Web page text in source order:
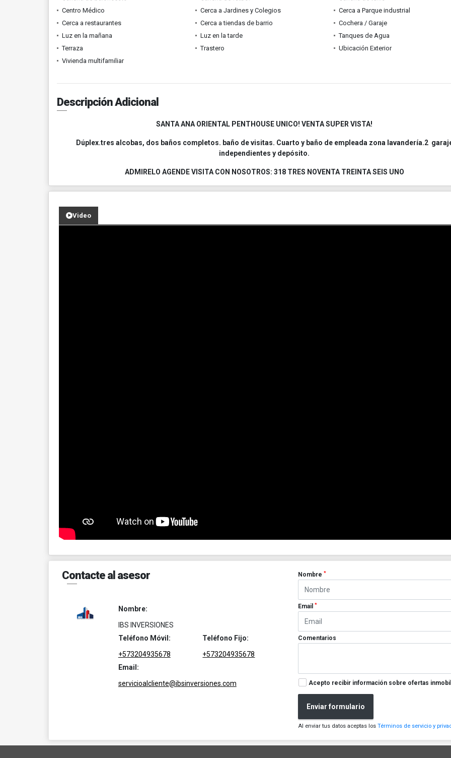
Centro Médico
Cerca a Jardines y Colegios
Cerca a Parque industrial
Cerca a restaurantes
Cerca a tiendas de barrio
Cochera / Garaje
Luz en la mañana
Luz en la tarde
Tanques de Agua
Terraza
Trastero
Ubicación Exterior
Vivienda multifamiliar
Descripción Adicional
SANTA ANA ORIENTAL PENTHOUSE UNICO! VENTA SUPER VISTA!
Dúplex.tres alcobas, dos baños completos. baño de visitas. Cuarto y baño de empleada zona lavandería.2
independientes y depósito.
ADMIRELO AGENDE VISITA CON NOSOTROS: 318 TRES NOVENTA TREINTA SEIS UNO
Video
Contacte al asesor
Nombre:
IBS INVERSIONES
Teléfono Móvil:
+573204935678
Teléfono Fijo:
+573204935678
Email:
servicioalcliente@ibsinversiones.com
Nombre*
Email*
Comentarios
Acepto recibir información sobre ofertas
Enviar formulario
Al enviar tus datos aceptas losTérminos de servicio y